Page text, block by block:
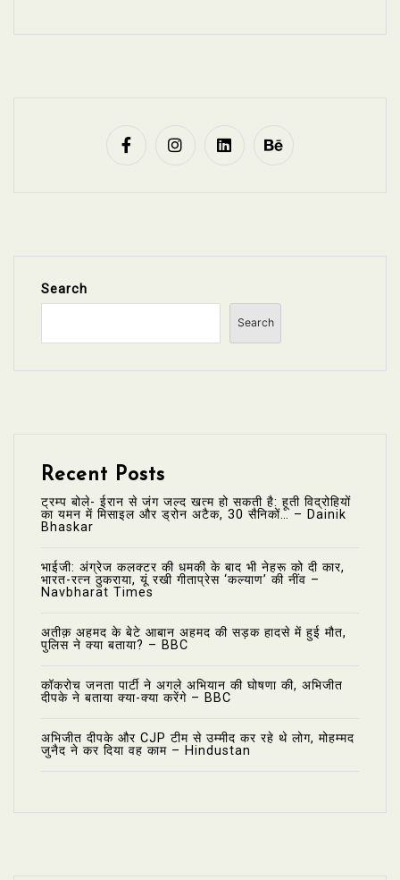
Search
Search
Recent Posts
ट्रम्प बोले- ईरान से जंग जल्द खत्म हो सकती है: हूती विद्रोहियों
का यमन में मिसाइल और ड्रोन अटैक, 30 सैनिकों… – Dainik
Bhaskar
भाईजी: अंग्रेज कलक्टर की धमकी के बाद भी नेहरू को दी कार,
भारत-रत्न ठुकराया, यूं रखी गीताप्रेस ‘कल्याण’ की नींव –
Navbharat Times
अतीक़ अहमद के बेटे आबान अहमद की सड़क हादसे में हुई मौत,
पुलिस ने क्या बताया? – BBC
कॉकरोच जनता पार्टी ने अगले अभियान की घोषणा की, अभिजीत
दीपके ने बताया क्या-क्या करेंगे – BBC
अभिजीत दीपके और CJP टीम से उम्मीद कर रहे थे लोग, मोहम्मद
जुनैद ने कर दिया वह काम – Hindustan